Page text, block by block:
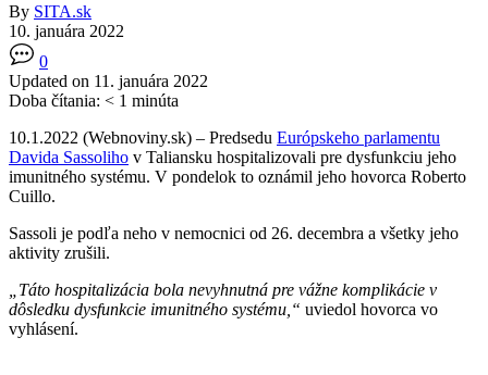
By SITA.sk
10. januára 2022
0
Updated on 11. januára 2022
Doba čítania: < 1 minúta
10.1.2022 (Webnoviny.sk) – Predsedu Európskeho parlamentu
Davida Sassoliho v Taliansku hospitalizovali pre dysfunkciu jeho
imunitného systému. V pondelok to oznámil jeho hovorca Roberto
Cuillo.
Sassoli je podľa neho v nemocnici od 26. decembra a všetky jeho
aktivity zrušili.
„Táto hospitalizácia bola nevyhnutná pre vážne komplikácie v
dôsledku dysfunkcie imunitného systému,“ uviedol hovorca vo
vyhlásení.